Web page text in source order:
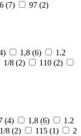
(7) 97 (2)
) 1,8 (6)
1.2
1/8 (2) 110 (2)
(4) 1,8 (6)
1.2
1/8 (2) 115 (1)
2